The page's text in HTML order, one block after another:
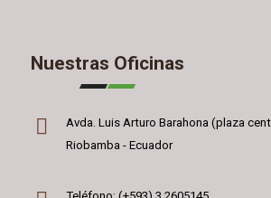
Nuestras Oficinas
Avda. Luis Arturo Barahona (plaza
Riobamba - Ecuador